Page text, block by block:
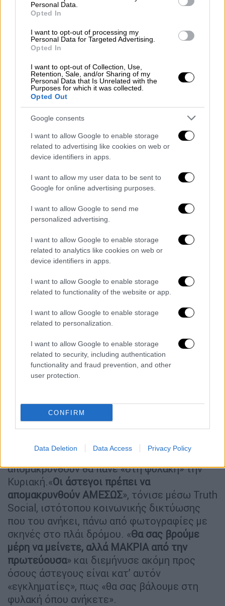
Personal Data.
Opted In
I want to opt-out of processing my
Personal Data for Targeted Advertising.
Opted In
I want to opt-out of Collection, Use,
Retention, Sale, and/or Sharing of my
Personal Data that Is Unrelated with the
Purposes for which it was collected.
Opted Out
Google consents
I want to allow Google to enable storage
related to advertising like cookies on web or
device identifiers in apps.
I want to allow my user data to be sent to
Google for online advertising purposes.
I want to allow Google to send me
personalized advertising.
I want to allow Google to enable storage
related to analytics like cookies on web or
device identifiers in apps.
I want to allow Google to enable storage
related to functionality of the website or app.
I want to allow Google to enable storage
related to personalization.
I want to allow Google to enable storage
related to security, including authentication
functionality and fraud prevention, and other
user protection.
CONFIRM
Data Deletion Data Access Privacy Policy
προηγουμένου, ο Τραμπ
κήρυξε κατάσταση
αμερικανική πρωτεύουσα, επικαλούμενος
την κατ’ αυτόν ανεξέλεγκτη, ραγδαία αύξηση
της εγκληματικότητας. Διέταξε επίσης να
αναπτυχθούν κάπου 800 μέλη της
Εθνοφρουράς, σώματος εφεδρείας του
αμερικανικού στρατού.
Επιπλέον, έθεσε μέχρι νεοτέρας την
αστυνομία τηςΟυάσιγκτον υπό τις διαταγές
της υπουργού Δικαιοσύνης Παμ Μπόντι
υπάρχουν στοιχεία που να δείχνουν αύξηση
των εγκλημάτων στην πρωτεύουσα των
ΗΠΑ, οι αριθμοί δείχνουν το αντίθετο.
Η δήμαρχος της πρωτεύουσας, η Μέριελ
Μπάουζερ, αμφισβήτησε την εκδοχή του
Λευκού Οίκου. Τόνισε μιλώντας σε
αμερικανικό ραδιοφωνικό σταθμό πως «
αριθμοί απλούστατα δεν δικαιολογούν τη
», θυμίζοντας πως οι
στατιστικές υποδεικνύουν ότι στην πόλη οι
χαμηλότερα επίπεδα των τελευταίων 30
ετών.
Συμπλήρωσε πάντως ότι οι υπηρεσίες της
και η αστυνομία της Ουάσιγκτον θα
συνεργαστούν με την κυβέρνηση.
Τρίτη «παραγωγική» συνάντηση με την κ.
Μπάουζερ.
Ο ρεπουμπλικάνος πρόεδρος είχε ήδη
απειλήσει πως οι
αν δεν
απομακρυνθούν θα πάνε «στη φυλακή» την
Κυριακή.«Οι άστεγοι πρέπει να
απομακρυνθούν ΑΜΕΣΩΣ», τόνισε μέσω Truth
Social, ιστότοπου κοινωνικής δικτύωσης
που του ανήκει, πάνω από φωτογραφίες με
σκηνές στο πλάι δρόμου. «Θα σας βρούμε
μέρη να μείνετε, αλλά ΜΑΚΡΙΑ από την
πρωτεύουσα» και διεμήνυσε ακόμη προς
όσους άστεγους είναι κατ’ αυτόν
«εγκληματίες», πως «θα σας βάλουμε στη
φυλακή όπου ανήκετε».